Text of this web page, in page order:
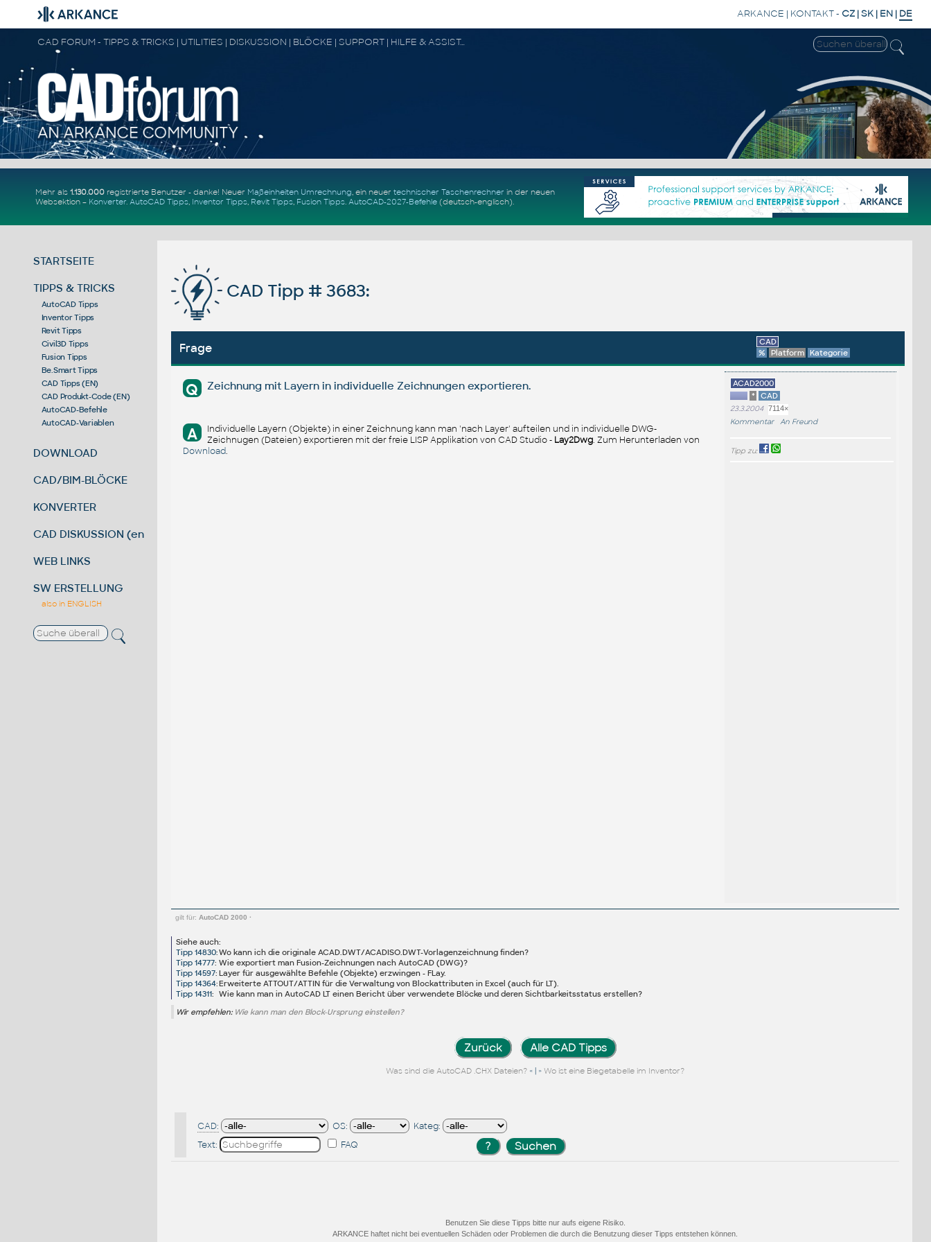
ARKANCE | KONTAKT- CZ |SK | EN | DE
CAD FORUM - TIPPS & TRICKS | UTILITIES | DISKUSSION | BLÖCKE | SUPPORT | HILFE & ASSISTANCE
Mehr als 1.130.000registrierte Benutzer - danke! Neuer Maßeinheiten Umrechnung, ein neuer technischer Taschenrechner in der neuen
Websektion – Konverter. AutoCAD Tipps, Inventor Tipps, Revit Tipps, Fusion Tipps. AutoCAD-2027-Befehle(deutsch-englisch).
STARTSEITE
TIPPS & TRICKS
AutoCAD Tipps
Inventor Tipps
Revit Tipps
Civil3D Tipps
Fusion Tipps
Be.Smart Tipps
CAD Tipps (EN)
CAD Produkt-Code (EN)
AutoCAD-Befehle
AutoCAD-Variablen
DOWNLOAD
CAD/BIM-BLÖCKE
KONVERTER
CAD DISKUSSION (en)
WEB LINKS
SW ERSTELLUNG
also in ENGLISH
CAD Tipp # 3683:
Frage
CAD
%
Platform Kategorie
Q Zeichnung mit Layern in individuelle Zeichnungen exportieren.
A
Individuelle Layern (Objekte) in einer Zeichnung kann man 'nach Layer' aufteilen und in individuelle DWG-
Zeichnugen (Dateien) exportieren mit der freie LISP Applikation von CAD Studio - Lay2Dwg. Zum Herunterladen von
Download.
ACAD2000
*
CAD
23.3.2004 7114×
Kommentar An Freund
Tipp zu:
gilt für: AutoCAD 2000 ·
Siehe auch:
Tipp 14830:Wo kann ich die originale ACAD.DWT/ACADISO.DWT-Vorlagenzeichnung finden?
Tipp 14777: Wie exportiert man Fusion-Zeichnungen nach AutoCAD (DWG)?
Tipp 14597: Layer für ausgewählte Befehle (Objekte) erzwingen - FLay.
Tipp 14364:Erweiterte ATTOUT/ATTIN für die Verwaltung von Blockattributen in Excel (auch für LT).
Tipp 14311: Wie kann man in AutoCAD LT einen Bericht über verwendete Blöcke und deren Sichtbarkeitsstatus erstellen?
Wir empfehlen: Wie kann man den Block-Ursprung einstellen?
Zurück Alle CAD Tipps
Was sind die AutoCAD .CHX Dateien? « | »Wo ist eine Biegetabelle im Inventor?
CAD: OS:
Kateg:
Text:
FAQ
Benutzen Sie diese Tipps bitte nur aufs eigene Risiko.
ARKANCE haftet nicht bei eventuellen Schäden oder Problemen die durch die Benutzung dieser Tipps entstehen können.